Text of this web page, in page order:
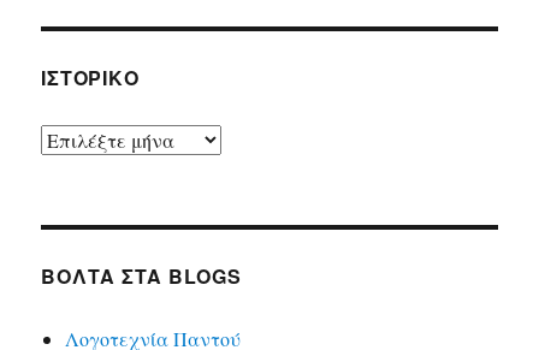
ΙΣΤΟΡΙΚΌ
Ιστορικό
ΒΌΛΤΑ ΣΤΑ BLOGS
Λογοτεχνία Παντού